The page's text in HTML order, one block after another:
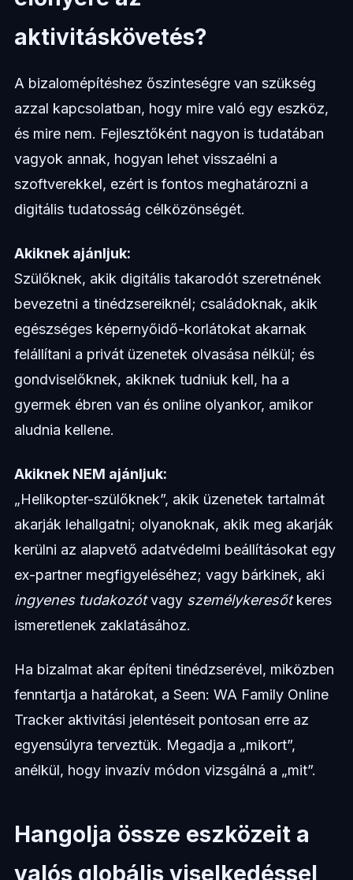
aktivitáskövetés?
A bizalomépítéshez őszinteségre van szükség
azzal kapcsolatban, hogy mire való egy eszköz,
és mire nem. Fejlesztőként nagyon is tudatában
vagyok annak, hogyan lehet visszaélni a
szoftverekkel, ezért is fontos meghatározni a
digitális tudatosság célközönségét.
Akiknek ajánljuk:
Szülőknek, akik digitális takarodót szeretnének
bevezetni a tinédzsereiknél; családoknak, akik
egészséges képernyőidő-korlátokat akarnak
felállítani a privát üzenetek olvasása nélkül; és
gondviselőknek, akiknek tudniuk kell, ha a
gyermek ébren van és online olyankor, amikor
aludnia kellene.
Akiknek NEM ajánljuk:
„Helikopter-szülőknek”, akik üzenetek tartalmát
akarják lehallgatni; olyanoknak, akik meg akarják
kerülni az alapvető adatvédelmi beállításokat egy
ex-partner megfigyeléséhez; vagy bárkinek, aki
ingyenes tudakozótvagy személykeresőtkeres
ismeretlenek zaklatásához.
Ha bizalmat akar építeni tinédzserével, miközben
fenntartja a határokat, a Seen: WA Family Online
Tracker aktivitási jelentéseit pontosan erre az
egyensúlyra terveztük. Megadja a „mikort”,
anélkül, hogy invazív módon vizsgálná a „mit”.
Hangolja össze eszközeit a
valós globális viselkedéssel